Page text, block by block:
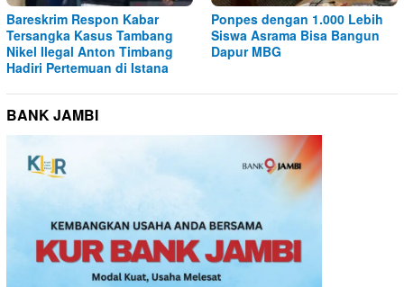
Bareskrim Respon Kabar
Tersangka Kasus Tambang
Nikel Ilegal Anton Timbang
Hadiri Pertemuan di Istana
Ponpes dengan 1.000 Lebih
Siswa Asrama Bisa Bangun
Dapur MBG
BANK JAMBI